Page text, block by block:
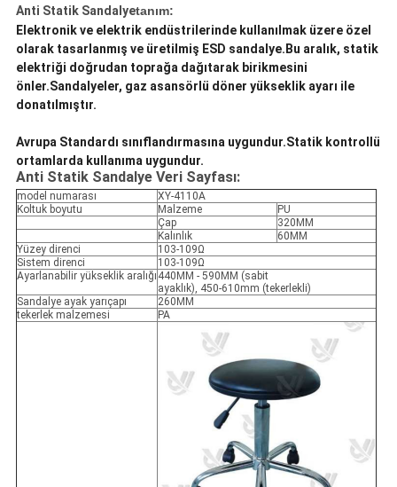
Anti Statik Sandalyetanım:
Elektronik ve elektrik endüstrilerinde kullanılmak üzere özel
olarak tasarlanmış ve üretilmiş ESD sandalye.Bu aralık, statik
elektriği doğrudan toprağa dağıtarak birikmesini
önler.Sandalyeler, gaz asansörlü döner yükseklik ayarı ile
donatılmıştır.
Avrupa Standardı sınıflandırmasına uygundur.Statik kontrollü
ortamlarda kullanıma uygundur.
Anti Statik Sandalye Veri Sayfası:
model numarası
XY-4110A
Koltuk boyutu
Malzeme
PU
Çap
320MM
Kalınlık
60MM
Yüzey direnci
103-109Ω
Sistem direnci
103-109Ω
Ayarlanabilir yükseklik aralığı 440MM - 590MM (sabit
ayaklık), 450-610mm (tekerlekli)
Sandalye ayak yarıçapı
260MM
tekerlek malzemesi
PA